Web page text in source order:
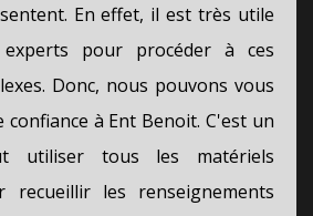
En effet, il est très utile
pour procéder à ces
Donc, nous pouvons vous
à Ent Benoit. C'est un
utiliser tous les matériels
recueillir les renseignements